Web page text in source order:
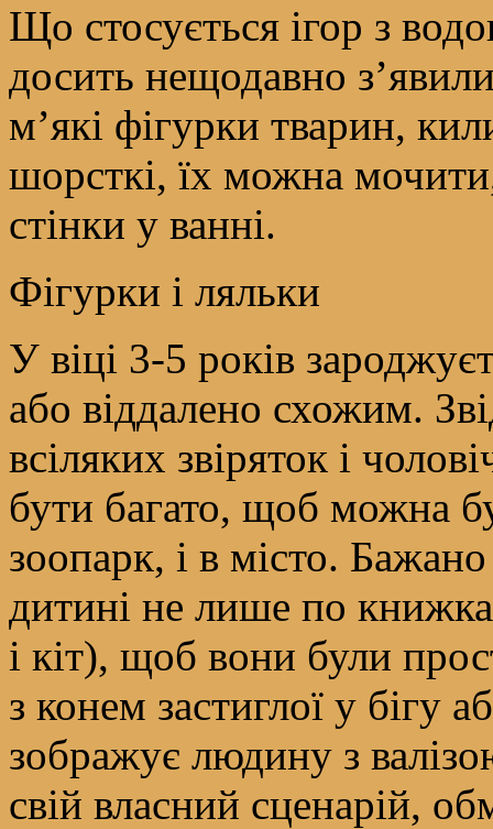
Що стосується ігор з
досить нещодавно
м’які фігурки тварин,
шорсткі, їх можна
стінки у ванні.
Фігурки і ляльки
У віці 3-5 років
або віддалено схожим.
всіляких звіряток і
бути багато, щоб можна
зоопарк, і в місто.
дитині не лише по
і кіт), щоб вони були
з конем застиглої у
зображує людину з
свій власний сценарій,